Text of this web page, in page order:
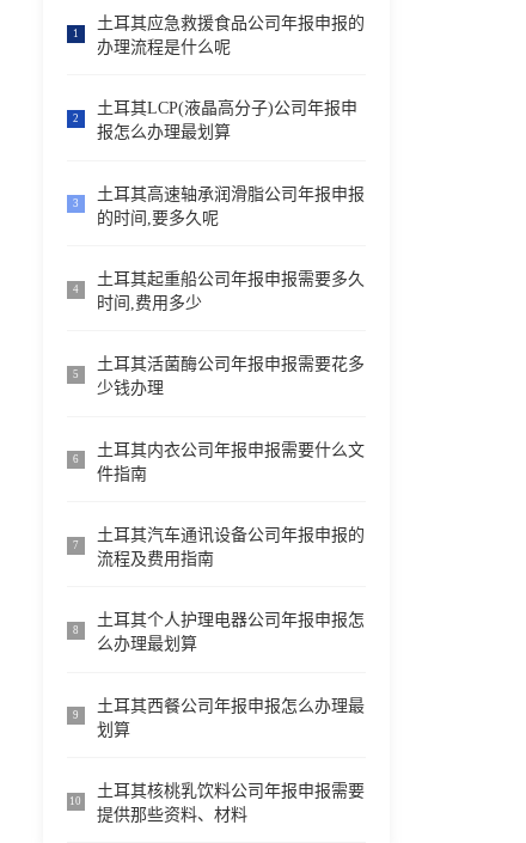
1
土耳其应急救援食品公司年报申报的
办理流程是什么呢
2
土耳其LCP(液晶高分子)公司年报申
报怎么办理最划算
3
土耳其高速轴承润滑脂公司年报申报
的时间,要多久呢
4
土耳其起重船公司年报申报需要多久
时间,费用多少
5
土耳其活菌酶公司年报申报需要花多
少钱办理
6
土耳其内衣公司年报申报需要什么文
件指南
7
土耳其汽车通讯设备公司年报申报的
流程及费用指南
8
土耳其个人护理电器公司年报申报怎
么办理最划算
9
土耳其西餐公司年报申报怎么办理最
划算
10
土耳其核桃乳饮料公司年报申报需要
提供那些资料、材料